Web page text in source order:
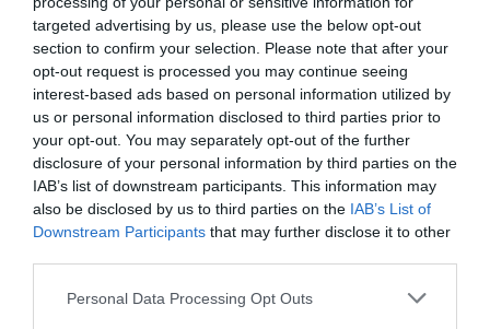
targeted advertising by us, please use the below opt-out
section to confirm your selection. Please note that after your
opt-out request is processed you may continue seeing
interest-based ads based on personal information utilized by
us or personal information disclosed to third parties prior to
your opt-out. You may separately opt-out of the further
disclosure of your personal information by third parties on the
IAB’s list of downstream participants. This information may
also be disclosed by us to third parties on the IAB’s List of
Downstream Participants that may further disclose it to other
Personal Data Processing Opt Outs
Newsletter
Κάθε βδομάδα στο e-mail σας τα τελευταία νέα για
την Τέχνη και τον Πολιτισμό!
Ακολουθήστε το Culturenow.gr